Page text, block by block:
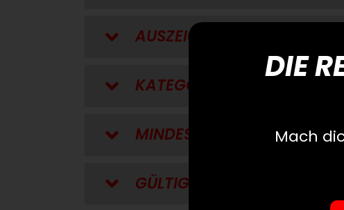
AUSZEICHNUNGEN
KATEGORIEN
MINDESTALTER
GÜLTIGKEIT
DIE
Mach